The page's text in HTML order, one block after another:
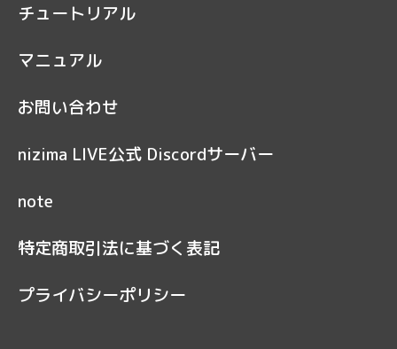
チュートリアル
マニュアル
お問い合わせ
nizima LIVE公式 Discordサーバー
note
特定商取引法に基づく表記
プライバシーポリシー